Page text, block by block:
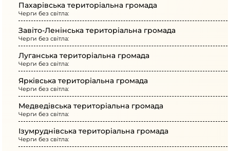
Пахарівська територіальна громада
Черги без світла:
Завіто-Ленінська територіальна громада
Черги без світла:
Луганська територіальна громада
Черги без світла:
Ярківська територіальна громада
Черги без світла:
Медведівська територіальна громада
Черги без світла:
Ізумруднівська територіальна громада
Черги без світла: